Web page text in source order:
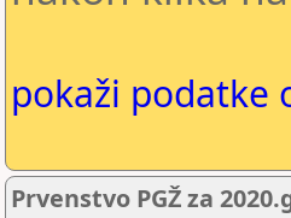
pokaži podatke
Prvenstvo PGŽ za